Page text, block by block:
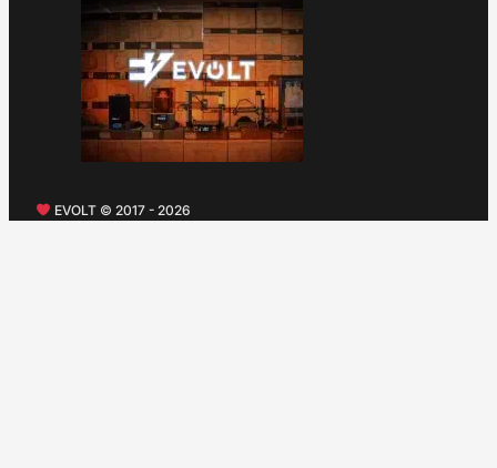
EVOLT © 2017 - 2026